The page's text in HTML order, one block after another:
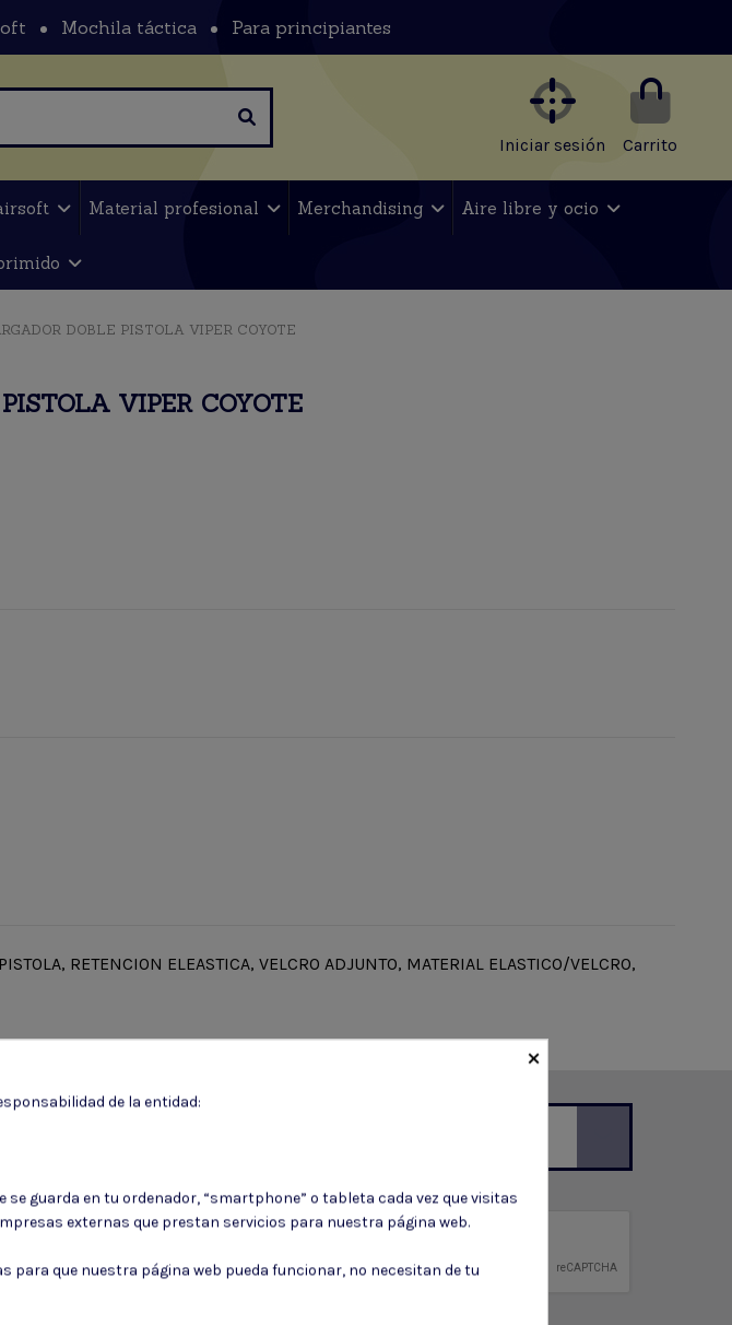
Mochila táctica Para principiantes
Iniciar sesión Carrito
Material profesional Merchandising Aire libre y ocio
DOBLE PISTOLA VIPER COYOTE
VIPER COYOTE
RETENCION ELEASTICA, VELCRO ADJUNTO, MATERIAL ELASTICO/VELCRO,
Para ello, consulte nuestra información de contacto en el aviso legal.
los fines indicados en la Política de privacidad
para recibir publicidad de su entidad.
×
de la entidad:
guarda en tu ordenador, “smartphone” o tableta cada vez que visitas
externas que prestan servicios para nuestra página web.
para que nuestra página web pueda funcionar, no necesitan de tu